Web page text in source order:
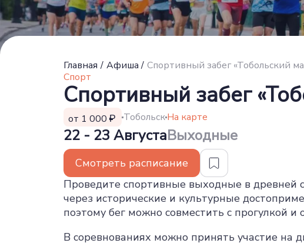
Главная / Афиша / Спортивный забег «Тобольский
Спорт
Спортивный забег
от 1 000 ТобольскНа карте
22 - 23 АвгустаВыходные
Смотреть расписание
Проведите спортивные выходные в
через исторические и культурные
поэтому бег можно совместить с прогулкой
В соревнованиях можно принять участие на